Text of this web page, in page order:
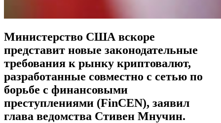
Министерство США вскоре
представит новые законодательные
требования к рынку криптовалют,
разработанные совместно с сетью по
борьбе с финансовыми
преступлениями (FinCEN), заявил
глава ведомства Стивен Мнучин.